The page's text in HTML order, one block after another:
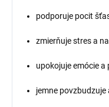
podporuje pocit
zmierňuje stres a
upokojuje emócie
jemne